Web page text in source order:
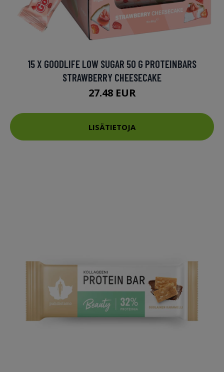
15 X GOODLIFE LOW SUGAR 50 G PROTEINBARS
STRAWBERRY CHEESECAKE
27.48 EUR
LISÄTIETOJA